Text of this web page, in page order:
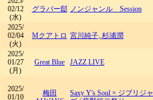
02/12
(水)
グラバー邸 ノンジャンル Session
2025/
02/04
(火)
Mクアトロ 宮川純子, 杉浦潤
2025/
01/27
(月)
Great Blue JAZZ LIVE
2025/
01/10
梅田
Saxy Y's Soul × ジブリジャ